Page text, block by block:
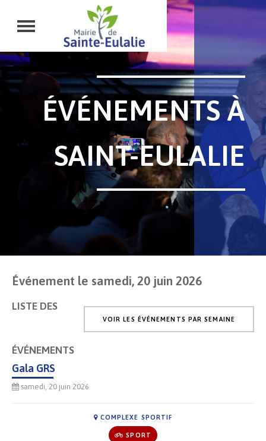
ÉVÉNEMENTS À
SAINT-EULALIE
Événement le samedi, 20 juin 2026
VOIR LES ÉVÉNEMENTS PAR SEMAINE
LISTE DES
ÉVÉNEMENTS
Gala GRS
samedi, 20 juin 2026
COMPLEXE SPORTIF
SPORT